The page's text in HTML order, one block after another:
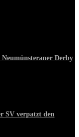
Neumünsteraner Derby
SV verpatzt den